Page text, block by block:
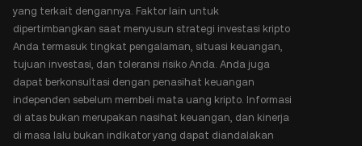
yang terkait dengannya. Faktor lain untuk
dipertimbangkan saat menyusun strategi investasi kripto
Anda termasuk tingkat pengalaman, situasi keuangan,
tujuan investasi, dan toleransi risiko Anda. Anda juga
dapat berkonsultasi dengan penasihat keuangan
independen sebelum membeli mata uang kripto. Informasi
di atas bukan merupakan nasihat keuangan, dan kinerja
di masa lalu bukan indikator yang dapat diandalakan